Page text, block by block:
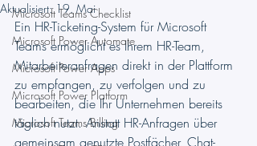
Microsoft Teams Checklist
Microsoft Power Automate
Microsoft Power Apps
Microsoft Power Platform
Microsoft Teams Billing
Aktualisiert:19. Mai
Ein HR-Ticketing-System für Microsoft
Teams ermöglicht es Ihrem HR-Team,
Mitarbeiteranfragen direkt in der Plattform
zu empfangen, zu verfolgen und zu
bearbeiten, die Ihr Unternehmen bereits
täglich nutzt. Anstatt HR-Anfragen über
gemeinsam genutzte Postfächer, Chat-